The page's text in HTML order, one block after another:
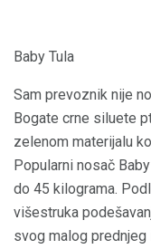
Baby Tula
Sam prevoznik nije
Bogate crne siluete
zelenom materijalu
Popularni nosač
do 45 kilograma.
višestruka
svog malog